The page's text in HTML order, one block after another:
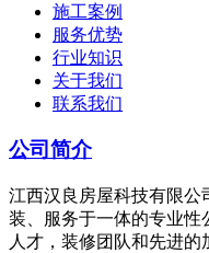
施工案例
服务优势
行业知识
关于我们
联系我们
公司简介
江西汉良房屋科技有限公
装、服务于一体的专业性
人才，装修团队和先进